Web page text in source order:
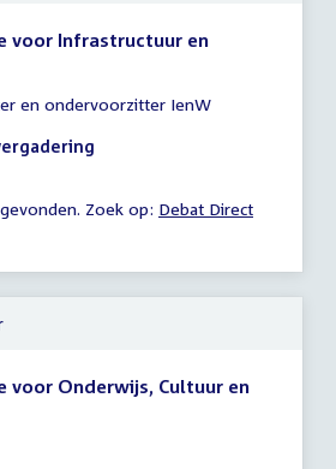
voor Infrastructuur en
en ondervoorzitter IenW
Zoek op: External
Debat Direct
voor Onderwijs, Cultuur en